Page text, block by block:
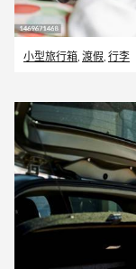
小型旅行箱 渡假 行李